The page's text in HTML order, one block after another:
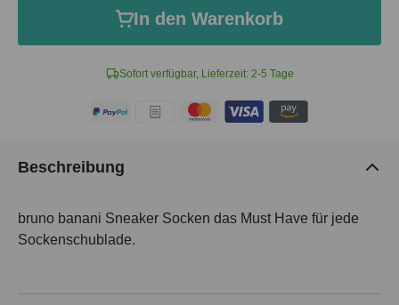
Sofort verfügbar, Lieferzeit: 2-5 Tage
In den Warenkorb
Beschreibung
bruno banani Sneaker Socken das Must Have für jede
Sockenschublade.